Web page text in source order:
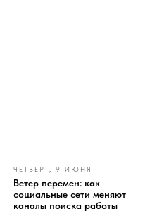
ЧЕТВЕРГ, 9 ИЮНЯ
Ветер перемен: как
социальные сети меняют
каналы поиска работы